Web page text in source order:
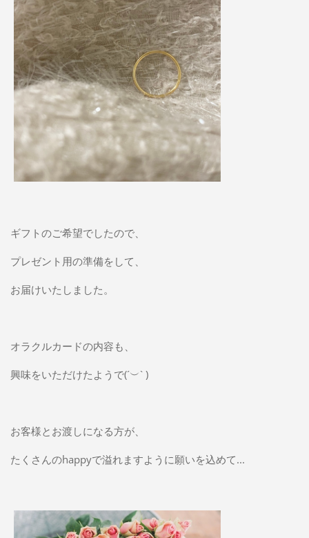
ギフトのご希望でしたので、
プレゼント用の準備をして、
お届けいたしました。
オラクルカードの内容も、
興味をいただけたようで(´︶` )
お客様とお渡しになる方が、
たくさんのhappyで溢れますように願いを込めて...